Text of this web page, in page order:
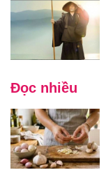
Đọc nhiều